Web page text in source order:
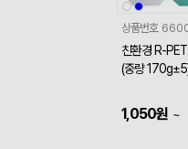
상품번호
친환경 R-
(중량
1,050원 ~